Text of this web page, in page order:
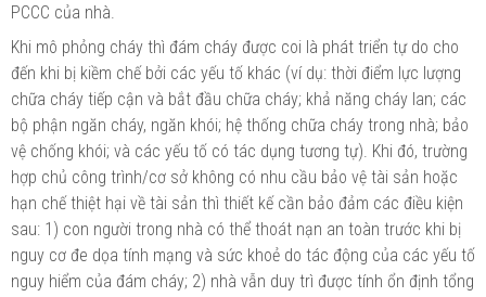
PCCC của nhà.
Khi mô phỏng cháy thì đám cháy được coi là phát triển tự do cho
đến khi bị kiềm chế bởi các yếu tố khác (ví dụ: thời điểm lực lượng
chữa cháy tiếp cận và bắt đầu chữa cháy; khả năng cháy lan; các
bộ phận ngăn cháy, ngăn khói; hệ thống chữa cháy trong nhà; bảo
vệ chống khói; và các yếu tố có tác dụng tương tự). Khi đó, trường
hợp chủ công trình/cơ sở không có nhu cầu bảo vệ tài sản hoặc
hạn chế thiệt hại về tài sản thì thiết kế cần bảo đảm các điều kiện
sau: 1) con người trong nhà có thể thoát nạn an toàn trước khi bị
nguy cơ đe dọa tính mạng và sức khoẻ do tác động của các yếu tố
nguy hiểm của đám cháy; 2) nhà vẫn duy trì được tính ổn định tổng